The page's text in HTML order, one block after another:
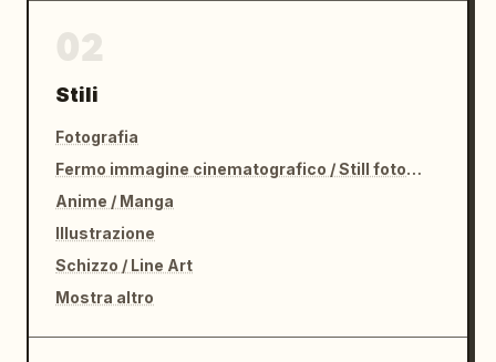
Stili
Fotografia
Fermo immagine cinematografico / Still fotografico
Anime / Manga
Illustrazione
Schizzo / Line Art
Mostra altro